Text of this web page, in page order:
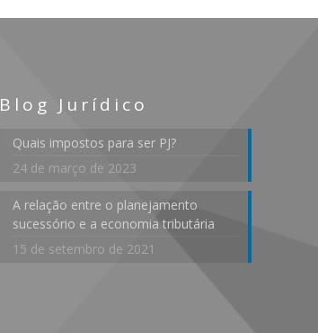
Blog Jurídico
Quais impostos para ser PJ?
24 de março de 2023
A relação entre o planejamento
sucessório e a economia tributária
15 de setembro de 2021